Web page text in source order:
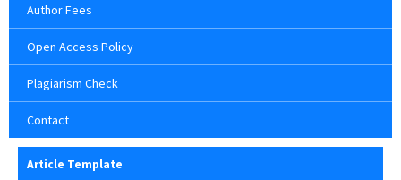
Author Fees
Open Access Policy
Plagiarism Check
Contact
Article Template